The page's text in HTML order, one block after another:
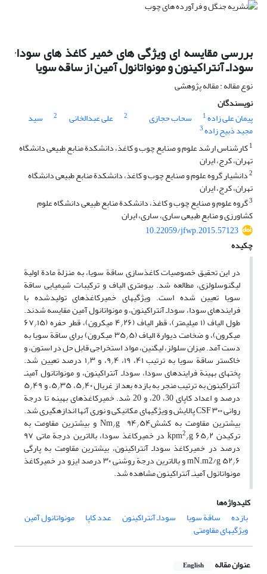
بررسی مقایسه ای ویژگی های خمیر کاغذ های سودا٬
سوداـ آنتراکینون و مونواتانول آمین از ساقه سویا
نوع مقاله : مقاله پژوهشی
نویسندگان
پیمان علی زاده1 سحاب حجازی 2 علی عبدالخانی 2 سید
مجید ذبیح زاده3
1کارشناس ارشد علوم و صنایع چوب و کاغذ، دانشکدة منابع طبیعی دانشگاه
تهران، کرج، ایران
2دانشیار گروه علوم و صنایع چوب و کاغذ، دانشکدة منابع طبیعی دانشگاه
تهران، کرج، ایران
3گروه علوم و صنایع چوب و کاغذ، دانشکدة منابع طبیعی دانشگاه علوم
کشاورزی و منابع طبیعی ساری، ساری، ایران
10.22059/jfwp.2015.57123
چکیده
در این تحقیق خصوصیات کاغذسازی ساقة سویا، به منزلة مادة اولیة
لیگنوسلولزی، مطالعه شد. بیومتری الیاف و ترکیبات شیمیایی ساقة
سویا تعیین شده ‏است. ویژگی‏های خمیرکاغذ‏های تولیدشده با
فرایندهای سودا، سوداـ آنتراکینون، و مونواتانول آمین مقایسه شدند.
طول الیاف (۱ میلی‏متر)، قطر الیاف (۴ /۲۶ میکرون)، قطر حفره (۶۷ /۱۵
میکرون)، و ضخامت دیوارة الیاف (۳۵ / ۵ میکرون) برای ساقة سویا به
‏دست آمد. میزان سلولز، لیگنین، مواد استخراجی قابل حل در استون، و
خاکستر ساقة سویا به ترتیب ۴۱، ۱۹، ۹ /۴، و ۱ / ۳ درصد تعیین شد.
پخت‏های بهینة فرایندهای سودا، سوداـ آنتراکینون، و مونواتانول آمین‏ـ
آنتراکینون به ترتیب منجر به بازده بعد از غربال ۵ /۴۰، ۵ /۳۵، و ۵ /۴۹
درصد و اعداد کاپای 30، 20، و 20 شد. خمیرکاغذهای بهینه تا درجة
روانی CSF ۳۰۰ پالایش و ویژگی‏های مکانیکی و نوری آن‏ها اندازه‏گیری شد.
بیشترین مقاومت به کششNm /g ۹۴/ ۵۴ و بیشترین مقاومت به
ترکیدن kpm 2/g ۶۵/ ۲ در خمیرکاغذ سودا، بالاترین درجة ماتی ۹۷
درصد در خمیرکاغذ سوداـ آنتراکینون، بیشترین مقاومت به پارگی
mN.m2/g ۵۲/ ۶ و بالاترین درجة روشنی ۳۰ درصد ایزو در خمیرکاغذ
مونواتانول آمین‏ـ آنتراکینون مشاهده شد.
کلیدواژه‌ها
بازده
ساقة سویا سوداـ آنتراکینون عدد کاپا مونواتانول آمین
ویژگی‏های مقاومتی
عنوان مقاله English